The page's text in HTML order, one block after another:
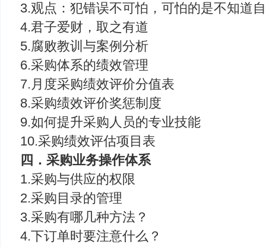
3.观点：犯错误不可怕，可怕的是不知道
4.君子爱财，取之有道
5.腐败教训与案例分析
6.采购体系的绩效管理
7.月度采购绩效评价分值表
8.采购绩效评价奖惩制度
9.如何提升采购人员的专业技能
10.采购绩效评估项目表
四．采购业务操作体系
1.采购与供应的权限
2.采购目录的管理
3.采购有哪几种方法？
4.下订单时要注意什么？